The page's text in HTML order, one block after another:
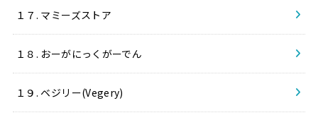
１７. マミーズストア
１８. おーがにっくがーでん
１９. ベジリー(Vegery)